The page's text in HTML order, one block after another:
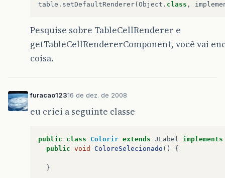
table . setDefaultRenderer( Object . class ,
Pesquise sobre TableCellRenderer e
getTableCellRendererComponent, você vai
coisa.
furacao12316 de dez. de 2008
eu criei a seguinte classe
public class Colorir extends JLabel
implements
public void ColoreSelecionado () {
}